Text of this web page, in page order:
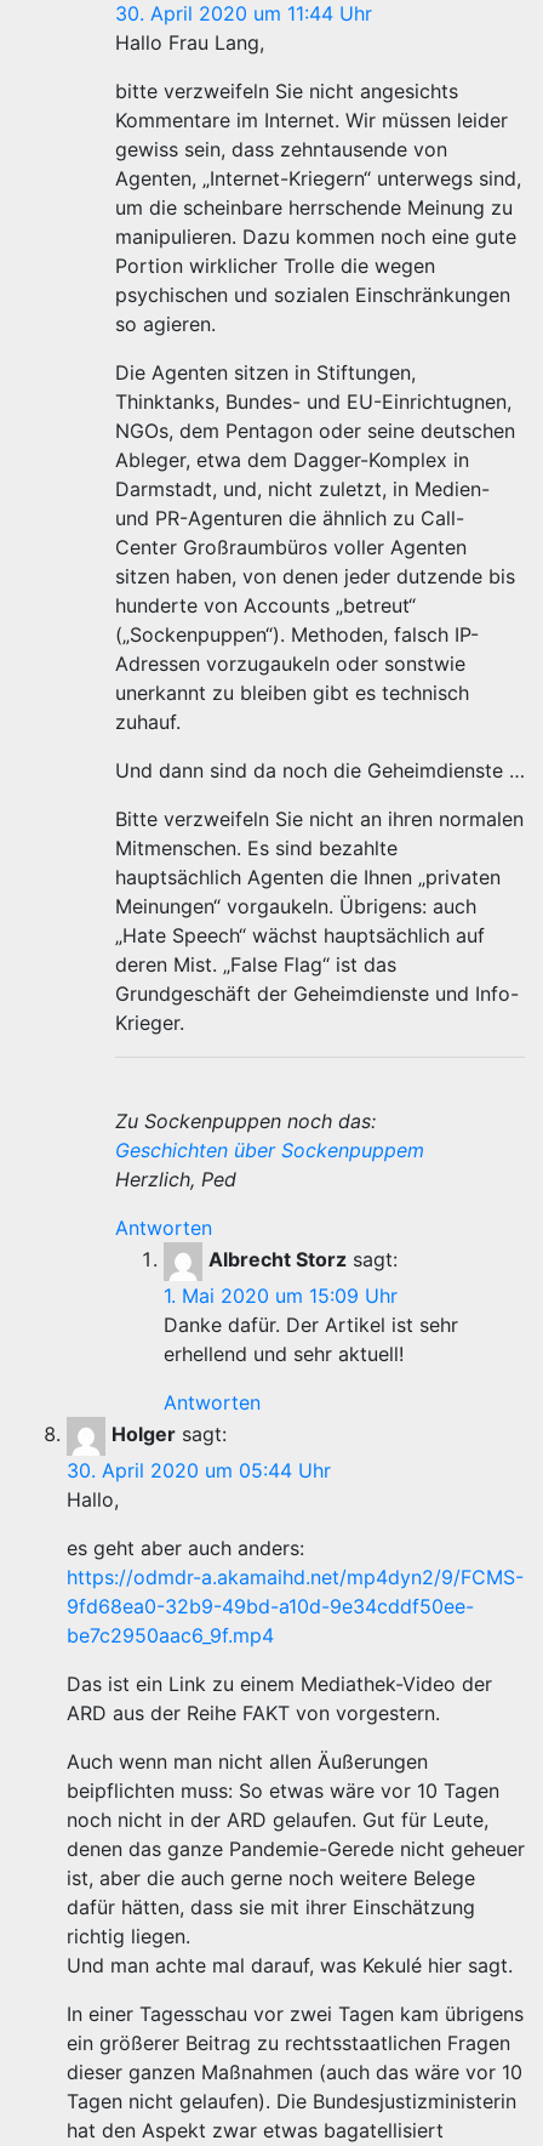
30. April 2020 um 11:44 Uhr
Hallo Frau Lang,
bitte verzweifeln Sie nicht angesichts
Kommentare im Internet. Wir müssen leider
gewiss sein, dass zehntausende von
Agenten, „Internet-Kriegern“ unterwegs sind,
um die scheinbare herrschende Meinung zu
manipulieren. Dazu kommen noch eine gute
Portion wirklicher Trolle die wegen
psychischen und sozialen Einschränkungen
so agieren.
Die Agenten sitzen in Stiftungen,
Thinktanks, Bundes- und EU-Einrichtugnen,
NGOs, dem Pentagon oder seine deutschen
Ableger, etwa dem Dagger-Komplex in
Darmstadt, und, nicht zuletzt, in Medien-
und PR-Agenturen die ähnlich zu Call-
Center Großraumbüros voller Agenten
sitzen haben, von denen jeder dutzende bis
hunderte von Accounts „betreut“
(„Sockenpuppen“). Methoden, falsch IP-
Adressen vorzugaukeln oder sonstwie
unerkannt zu bleiben gibt es technisch
zuhauf.
Und dann sind da noch die Geheimdienste …
Bitte verzweifeln Sie nicht an ihren normalen
Mitmenschen. Es sind bezahlte
hauptsächlich Agenten die Ihnen „privaten
Meinungen“ vorgaukeln. Übrigens: auch
„Hate Speech“ wächst hauptsächlich auf
deren Mist. „False Flag“ ist das
Grundgeschäft der Geheimdienste und Info-
Krieger.
Zu Sockenpuppen noch das:
Geschichten über Sockenpuppem
Herzlich, Ped
Antworten
Albrecht Storz sagt:
1. Mai 2020 um 15:09 Uhr
Danke dafür. Der Artikel ist sehr
erhellend und sehr aktuell!
Antworten
Holger sagt:
30. April 2020 um 05:44 Uhr
Hallo,
es geht aber auch anders:
https://odmdr-a.akamaihd.net/mp4dyn2/9/FCMS-
9fd68ea0-32b9-49bd-a10d-9e34cddf50ee-
be7c2950aac6_9f.mp4
Das ist ein Link zu einem Mediathek-Video der
ARD aus der Reihe FAKT von vorgestern.
Auch wenn man nicht allen Äußerungen
beipflichten muss: So etwas wäre vor 10 Tagen
noch nicht in der ARD gelaufen. Gut für Leute,
denen das ganze Pandemie-Gerede nicht geheuer
ist, aber die auch gerne noch weitere Belege
dafür hätten, dass sie mit ihrer Einschätzung
richtig liegen.
Und man achte mal darauf, was Kekulé hier sagt.
In einer Tagesschau vor zwei Tagen kam übrigens
ein größerer Beitrag zu rechtsstaatlichen Fragen
dieser ganzen Maßnahmen (auch das wäre vor 10
Tagen nicht gelaufen). Die Bundesjustizministerin
hat den Aspekt zwar etwas bagatellisiert